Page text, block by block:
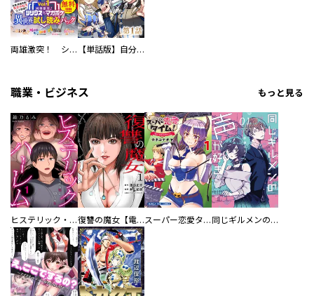
両雄激突！ シリウスｖｓ．マガジン異世界試し読みパック 【単話版】自分の事を主人公だと信じてやまない踏み台が、主人公を踏み台だと勘違いして、優勝してしまうお話です@COMIC
職業・ビジネス もっと見る
ヒステリック・ハーレム～搾られる男と堕ちる女～【電子単行本版】 復讐の魔女【電子単行本版】 スーパー恋愛タイム！～現場でドＳな彼女は自宅でデレる～ 同じギルメンの声が好き